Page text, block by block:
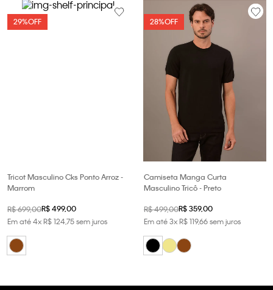
29%OFF
Tricot Masculino Cks Ponto Arroz -
Marrom
R$699,00R$499,00
Em até4xR$12475sem juros
28%OFF
Camiseta Manga Curta
Masculino Tricô - Preto
R$499,00R$359,00
Em até3xR$119,66sem juros